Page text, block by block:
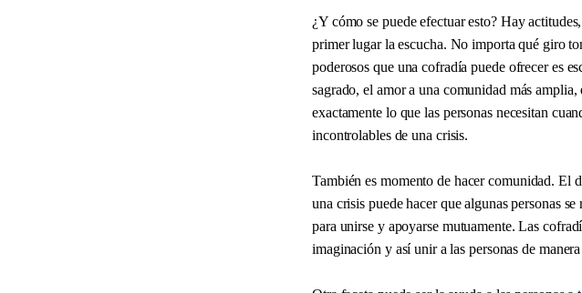
¿Y cómo se puede efectuar esto? Hay
primer lugar la escucha. No importa qué giro
poderosos que una cofradía puede ofrecer es
sagrado, el amor a una comunidad más
exactamente lo que las personas necesitan
incontrolables de una crisis.
También es momento de hacer comunidad. El
una crisis puede hacer que algunas personas
para unirse y apoyarse mutuamente. Las
imaginación y así unir a las personas de